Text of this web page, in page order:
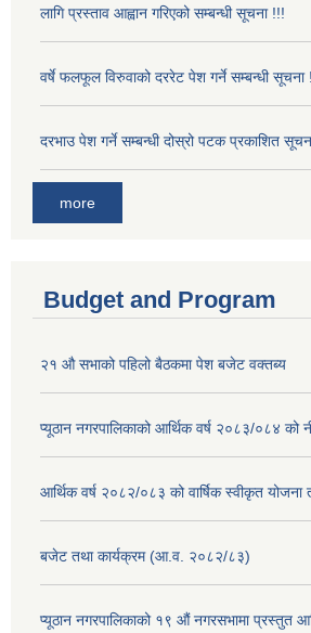
लागि प्रस्ताव आह्वान गरिएको सम्बन्धी सूचना !!!
वर्षे फलफूल विरुवाको दररेट पेश गर्ने सम्बन्धी सूचना
दरभाउ पेश गर्ने सम्बन्धी दोस्रो पटक प्रकाशित
more
Budget and Program
२१ औ सभाको पहिलो बैठकमा पेश बजेट वक्तब्य
प्यूठान नगरपालिकाको आर्थिक वर्ष २०८३/०८४ को
आर्थिक वर्ष २०८२/०८३ को वार्षिक स्वीकृत योजना
बजेट तथा कार्यक्रम (आ.व. २०८२/८३)
प्यूठान नगरपालिकाको १९ औं नगरसभामा प्रस्तुत